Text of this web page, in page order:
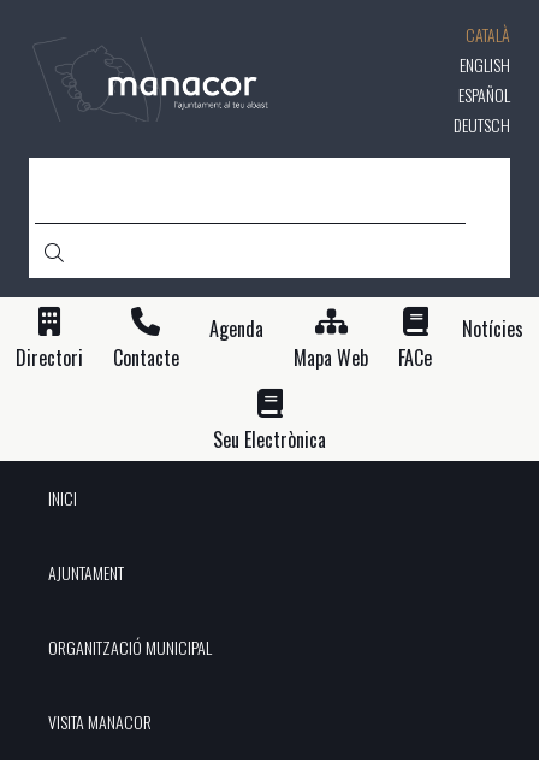
contingut
CATALÀ
ENGLISH
ESPAÑOL
DEUTSCH
Directori Contacte
Agenda
Mapa Web
FACe
Notícies
Seu Electrònica
INICI
AJUNTAMENT
ORGANITZACIÓ MUNICIPAL
VISITA MANACOR